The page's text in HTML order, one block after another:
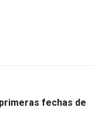
fechas de